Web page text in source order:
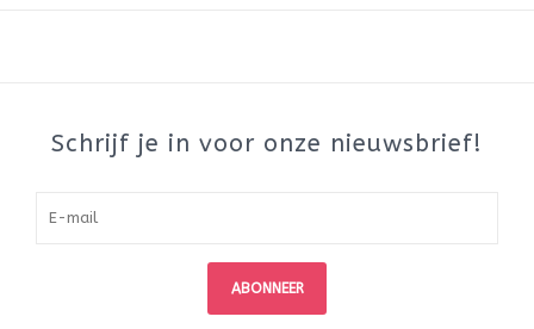
Schrijf je in voor onze nieuwsbrief!
ABONNEER